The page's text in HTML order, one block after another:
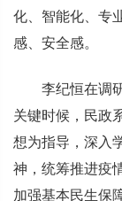
化、智能化、专
感、安全感。
李纪恒在调研
关键时候，民政
想为指导，深入
神，统筹推进疫
加强基本民生保